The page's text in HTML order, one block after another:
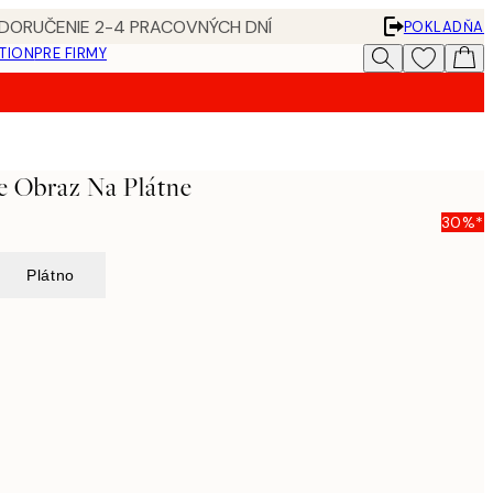
2-4 PRACOVNÝCH DNÍ
POKLADŇA
PRE FIRMY
Obraz Na Plátne
30%*
Plátno